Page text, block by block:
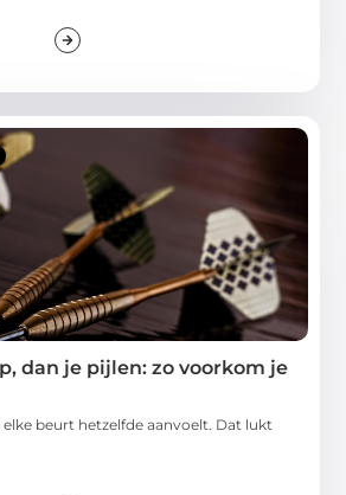
dan je pijlen: zo voorkom je
beurt hetzelfde aanvoelt. Dat lukt